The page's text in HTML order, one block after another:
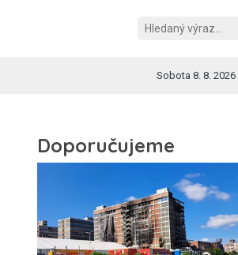
Sobota 8. 8. 2026